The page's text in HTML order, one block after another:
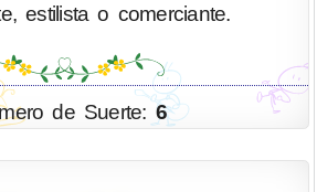
estilista o comerciante.
de Suerte: 6